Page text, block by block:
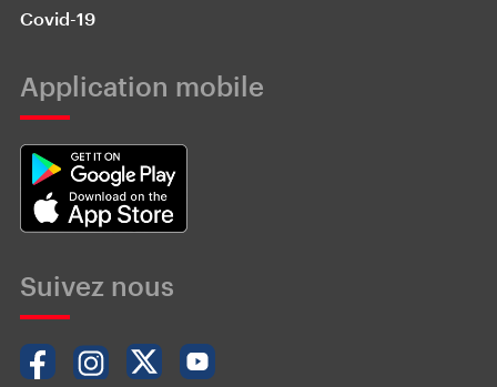
Covid-19
Application mobile
Suivez nous